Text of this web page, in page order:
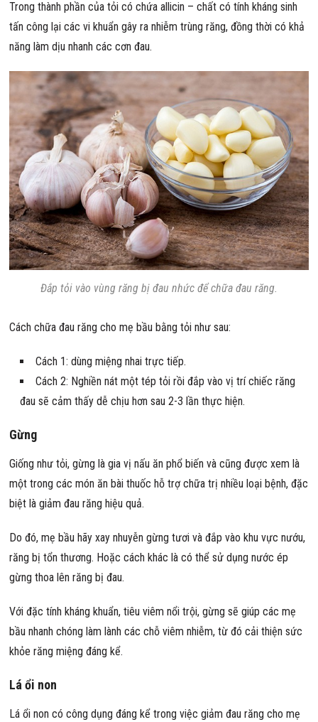
Trong thành phần của tỏi có chứa allicin – chất có tính kháng sinh
tấn công lại các vi khuẩn gây ra nhiễm trùng răng, đồng thời có khả
năng làm dịu nhanh các cơn đau.
Đắp tỏi vào vùng răng bị đau nhức để chữa đau răng.
Cách chữa đau răng cho mẹ bầu bằng tỏi như sau:
Cách 1: dùng miệng nhai trực tiếp.
Cách 2: Nghiền nát một tép tỏi rồi đắp vào vị trí chiếc răng
đau sẽ cảm thấy dễ chịu hơn sau 2-3 lần thực hiện.
Gừng
Giống như tỏi, gừng là gia vị nấu ăn phổ biến và cũng được xem là
một trong các món ăn bài thuốc hỗ trợ chữa trị nhiều loại bệnh, đặc
biệt là giảm đau răng hiệu quả.
Do đó, mẹ bầu hãy xay nhuyễn gừng tươi và đắp vào khu vực nướu,
răng bị tổn thương. Hoặc cách khác là có thể sử dụng nước ép
gừng thoa lên răng bị đau.
Với đặc tính kháng khuẩn, tiêu viêm nổi trội, gừng sẽ giúp các mẹ
bầu nhanh chóng làm lành các chỗ viêm nhiễm, từ đó cải thiện sức
khỏe răng miệng đáng kể.
Lá ổi non
Lá ổi non có công dụng đáng kể trong việc giảm đau răng cho mẹ